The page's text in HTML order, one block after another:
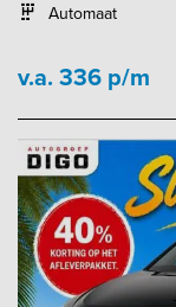
Automaat
v.a. 336 p/m